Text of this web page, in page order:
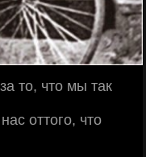
то, что мы так
оттого, что